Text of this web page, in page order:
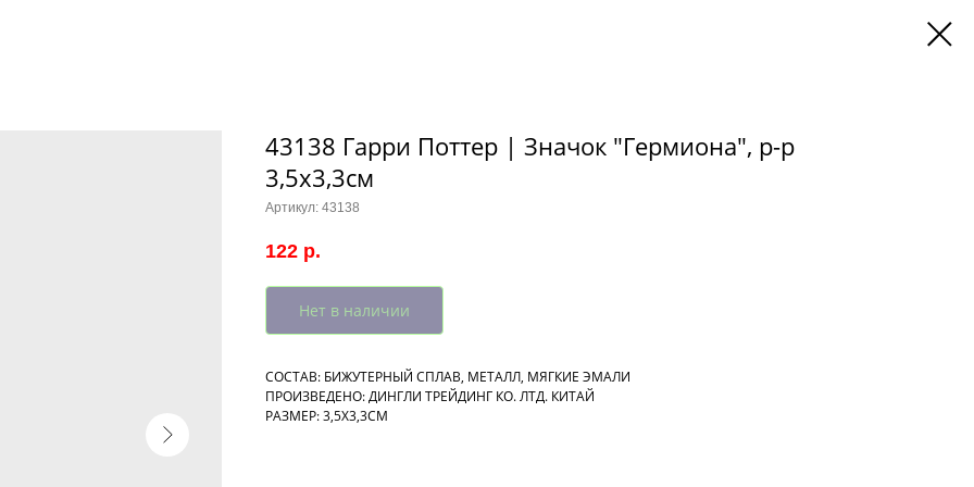
43138 Гарри Поттер | Значок "Гермиона", р-р
3,5х3,3см
Артикул: 43138
122 р.
Нет в наличии
СОСТАВ: БИЖУТЕРНЫЙ СПЛАВ, МЕТАЛЛ, МЯГКИЕ ЭМАЛИ
ПРОИЗВЕДЕНО: ДИНГЛИ ТРЕЙДИНГ КО. ЛТД. КИТАЙ
РАЗМЕР: 3,5Х3,3СМ